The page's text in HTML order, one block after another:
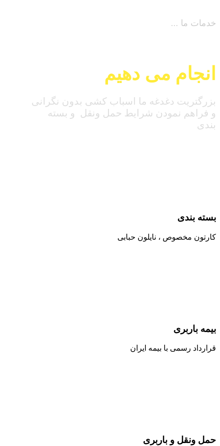
خدمات ما ...
انجام می دهیم
بزرگتریت دغدغه ما اسباب کشی بدون نگرانی
و فراهم نمودن شرایط حمل ونقل و بسته
بندی
بسته بندی
کارتون مخصوص ، نایلون حبابی
بیمه باربری
قرارداد رسمی با بیمه ایران
حمل ونقل و باربری